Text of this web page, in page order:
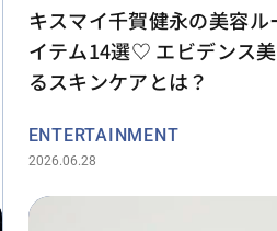
キスマイ千賀健永の美容
イテム14選♡ エビデンス
るスキンケアとは？
ENTERTAINMENT
2026.06.28